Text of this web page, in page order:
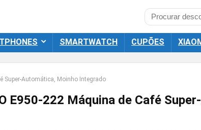
SMARTWATCH CUPÕES
Super-Automática, Moinho Integrado
E950-222 Máquina de Café